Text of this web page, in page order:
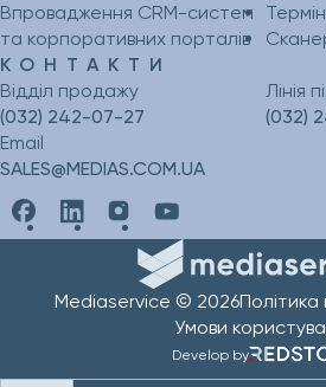
Впровадження CRM-систем
та корпоративних порталів
КОНТАКТИ
Відділ продажу
(032) 242-07-27
Лінія
(032)
Email
SALES@MEDIAS.COM.UA
Mediaservice © 2026Політика
Умови
Develop by